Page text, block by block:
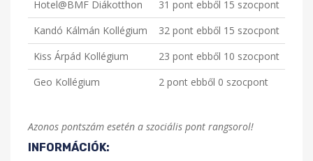
Hotel@BMF Diákotthon
31 pont ebből 15 szocpont
Kandó Kálmán Kollégium
32 pont ebből 15 szocpont
Kiss Árpád Kollégium
23 pont ebből 10 szocpont
Geo Kollégium
2 pont ebből 0 szocpont
Azonos pontszám esetén a szociális pont rangsorol!
INFORMÁCIÓK: